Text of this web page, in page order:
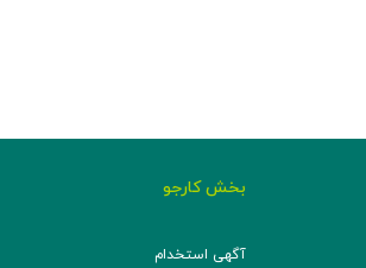
بخش کارجو
آگهی استخدام